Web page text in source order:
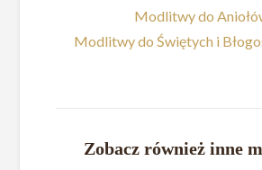
Modlitwy do
Modlitwy do Świętych i
Zobacz również inne